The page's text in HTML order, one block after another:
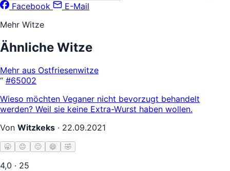
Facebook
E-Mail
Mehr Witze
Ähnliche Witze
Mehr aus Ostfriesenwitze
“ #65002
Wieso möchten Veganer nicht bevorzugt behandelt
werden? Weil sie keine Extra-Wurst haben wollen.
Von Witzkeks · 22.09.2021
🥱 😐 🙂 😄 🤣
4,0 · 25